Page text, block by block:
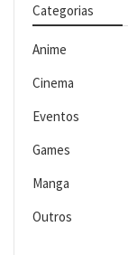
Categorias
Anime
Cinema
Eventos
Games
Manga
Outros